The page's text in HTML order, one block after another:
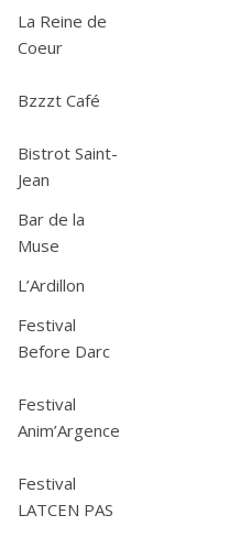
La Reine de
Coeur
Bzzzt Café
Bistrot Saint-
Jean
Bar de la
Muse
L’Ardillon
Festival
Before Darc
Festival
Anim’Argence
Festival
LATCEN PAS